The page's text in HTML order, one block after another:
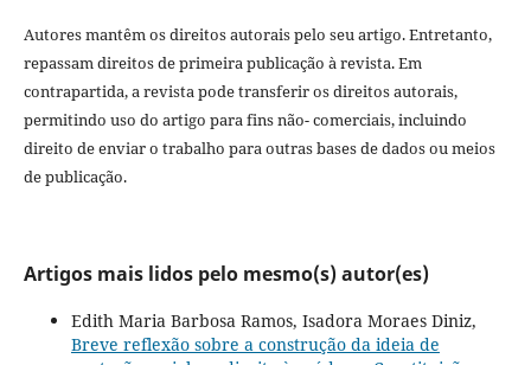
Autores mantêm os direitos autorais pelo seu artigo. Entretanto,
repassam direitos de primeira publicação à revista. Em
contrapartida, a revista pode transferir os direitos autorais,
permitindo uso do artigo para fins não- comerciais, incluindo
direito de enviar o trabalho para outras bases de dados ou meios
de publicação.
Artigos mais lidos pelo mesmo(s) autor(es)
Edith Maria Barbosa Ramos, Isadora Moraes Diniz,
Breve reflexão sobre a construção da ideia de